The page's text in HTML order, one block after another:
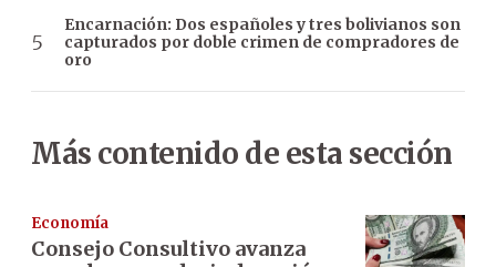
Encarnación: Dos españoles y tres bolivianos son
capturados por doble crimen de compradores de
oro
Más contenido de esta sección
Economía
Consejo Consultivo avanza